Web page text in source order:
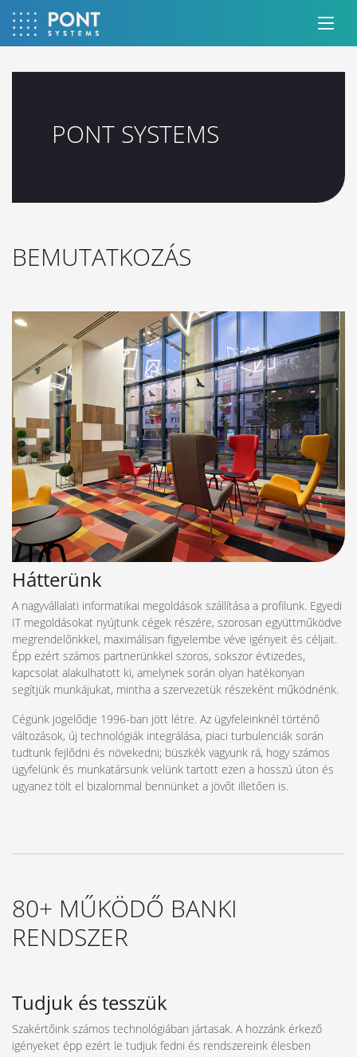
PONT SYSTEMS
BEMUTATKOZÁS
Hátterünk
A nagyvállalati informatikai megoldások szállítása a profilunk. Egyedi
IT megoldásokat nyújtunk cégek részére, szorosan együttműködve
megrendelőnkkel, maximálisan figyelembe véve igényeit és céljait.
Épp ezért számos partnerünkkel szoros, sokszor évtizedes,
kapcsolat alakulhatott ki, amelynek során olyan hatékonyan
segítjük munkájukat, mintha a szervezetük részeként működnénk.
Cégünk jogelődje 1996-ban jött létre. Az ügyfeleinknél történő
változások, új technológiák integrálása, piaci turbulenciák során
tudtunk fejlődni és növekedni; büszkék vagyunk rá, hogy számos
ügyfelünk és munkatársunk velünk tartott ezen a hosszú úton és
ugyanez tölt el bizalommal bennünket a jövőt illetően is.
80+ MŰKÖDŐ BANKI
RENDSZER
Tudjuk és tesszük
Szakértőink számos technológiában jártasak. A hozzánk érkező
igényeket épp ezért le tudjuk fedni és rendszereink élesben